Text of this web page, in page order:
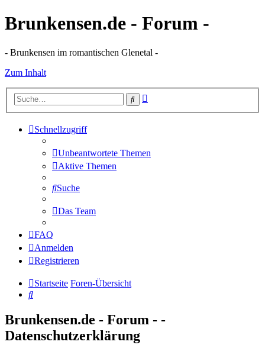
Brunkensen.de - Forum -
- Brunkensen im romantischen Glenetal -
Zum Inhalt
Suche
Schnellzugriff
Unbeantwortete Themen
Aktive Themen
Suche
Das Team
FAQ
Anmelden
Registrieren
Startseite Foren-Übersicht
Suche
Brunkensen.de - Forum - -
Datenschutzerklärung